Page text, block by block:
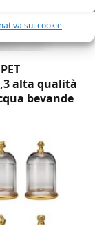
sui cookie
alta qualità
bevande